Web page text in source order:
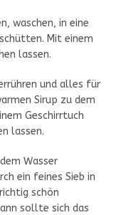
waschen, in eine
Mit einem
lassen.
und alles für
Sirup zu dem
Geschirrtuch
lassen.
Wasser
ein feines Sieb in
schön
sollte sich das